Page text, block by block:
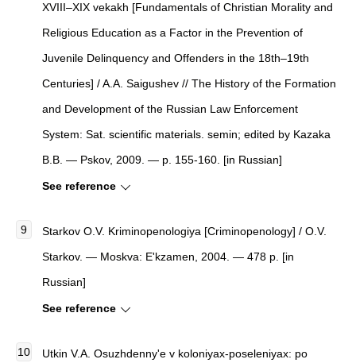
XVIII–XIX vekakh [Fundamentals of Christian Morality and
Religious Education as a Factor in the Prevention of
Juvenile Delinquency and Offenders in the 18th–19th
Centuries] / A.A. Saigushev // The History of the Formation
and Development of the Russian Law Enforcement
System: Sat. scientific materials. semin; edited by Kazaka
B.B. — Pskov, 2009. — p. 155-160. [in Russian]
See reference
Starkov O.V. Kriminopenologiya [Criminopenology] / O.V.
Starkov. — Moskva: E'kzamen, 2004. — 478 p. [in
Russian]
See reference
Utkin V.A. Osuzhdenny'e v koloniyax-poseleniyax: po